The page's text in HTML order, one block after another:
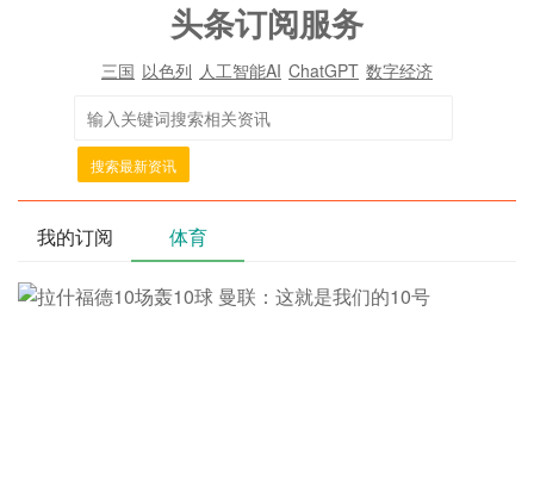
头条订阅服务
三国 以色列 人工智能AI ChatGPT 数字经济
搜索最新资讯
我的订阅 体育